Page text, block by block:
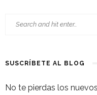
SUSCRÍBETE AL BLOG
No te pierdas los